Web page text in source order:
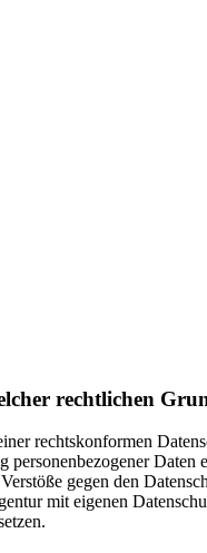
rechtlichen
rechtskonformen
personenbezogener
gegen den
mit eigenen